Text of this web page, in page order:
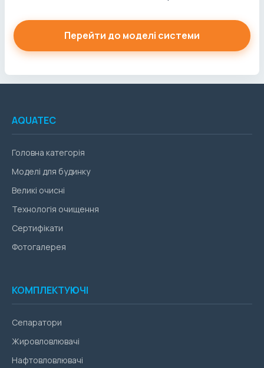
Перейти до моделі системи
AQUATEC
Головна категорія
Моделі для будинку
Великі очисні
Технологія очищення
Сертифікати
Фотогалерея
КОМПЛЕКТУЮЧІ
Сепаратори
Жировловлювачі
Нафтовловлювачі